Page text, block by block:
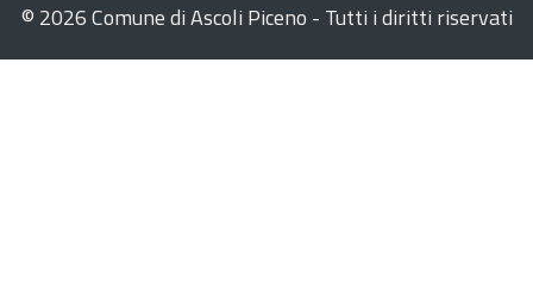
© 2026 Comune di Ascoli Piceno - Tutti i diritti riservati